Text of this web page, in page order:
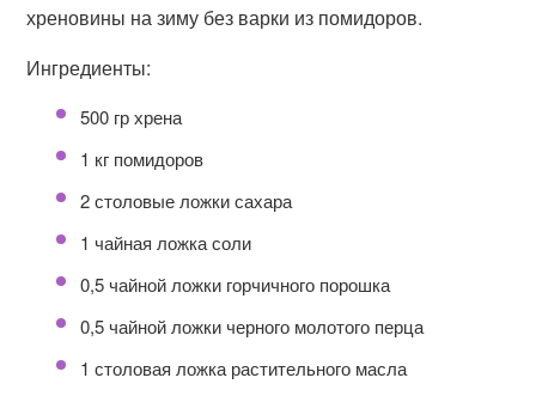
хреновины на зиму без варки из помидоров.
Ингредиенты:
500 гр хрена
1 кг помидоров
2 столовые ложки сахара
1 чайная ложка соли
0,5 чайной ложки горчичного порошка
0,5 чайной ложки черного молотого перца
1 столовая ложка растительного масла